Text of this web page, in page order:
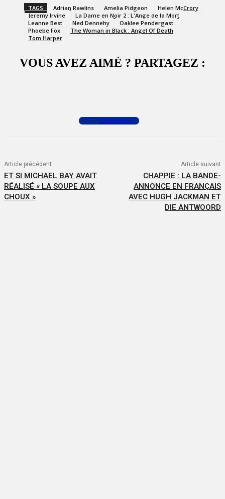
TAGS Adrian Rawlins Amelia Pidgeon
Helen McCrory
Jeremy Irvine
La Dame en Noir 2 : L'Ange de la Mort
Leanne Best
Ned Dennehy
Oaklee Pendergast
Phoebe Fox
The Woman in Black : Angel Of Death
Tom Harper
VOUS AVEZ AIMÉ ? PARTAGEZ :
Commenter
Article précédent
ET SI MICHAEL BAY AVAIT
RÉALISÉ « LA SOUPE AUX
CHOUX »
Article suivant
CHAPPIE : LA BANDE-
ANNONCE EN FRANÇAIS
AVEC HUGH JACKMAN ET
DIE ANTWOORD